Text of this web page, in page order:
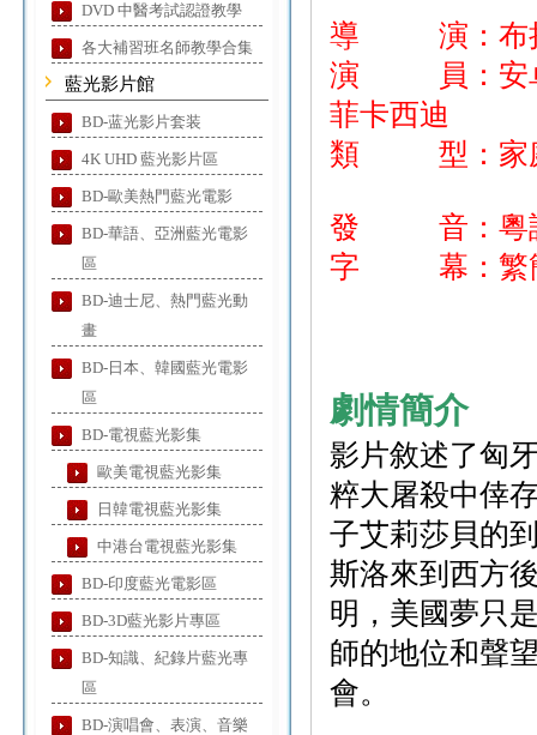
DVD 中醫考試認證教學
各大補習班名師教學合集
藍光影片館
BD-蓝光影片套装
4K UHD 藍光影片區
BD-歐美熱門藍光電影
BD-華語、亞洲藍光電影
區
BD-迪士尼、熱門藍光動
畫
BD-日本、韓國藍光電影
區
BD-電視藍光影集
歐美電視藍光影集
日韓電視藍光影集
中港台電視藍光影集
BD-印度藍光電影區
BD-3D藍光影片專區
BD-知識、紀錄片藍光專
區
BD-演唱會、表演、音樂
導 演：布拉
演 員：安卓
菲卡西迪
類 型：家
發 音：粵
字 幕：繁簡
劇情簡介
影片敘述了匈
粹大屠殺中倖
子艾莉莎貝的
斯洛來到西方
明，美國夢只
師的地位和聲
會。